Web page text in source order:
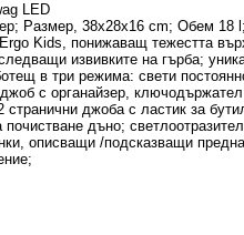
LED
Размер, 38x28x16 сm; Обем 18
Kids, понижаващ тежестта
извивките на гърба;
в три режима: свети
с органайзер,
джоба с ластик за
дъно;
описващи /подсказващи